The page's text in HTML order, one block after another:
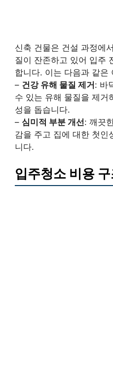
신축 건물은 건설 과정에
질이 잔존하고 있어 입주
합니다. 이는 다음과 같은
– 건강 유해 물질 제거 : 바
수 있는 유해 물질을 제거
성을 돕습니다.
– 심미적 부분 개선: 깨끗
감을 주고 집에 대한 첫인
니다.
입주청소 비용